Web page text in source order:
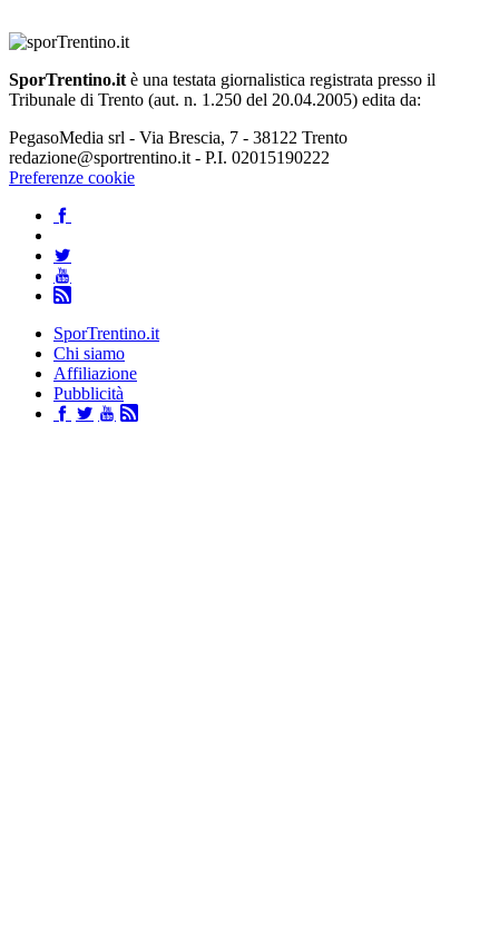
SporTrentino.it è una testata giornalistica registrata presso il
Tribunale di Trento (aut. n. 1.250 del 20.04.2005) edita da:
PegasoMedia srl - Via Brescia, 7 - 38122 Trento
redazione@sportrentino.it - P.I. 02015190222
Preferenze cookie
SporTrentino.it
Chi siamo
Affiliazione
Pubblicità